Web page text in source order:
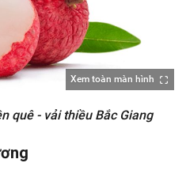
Xem toàn màn hình
quê - vải thiều Bắc Giang